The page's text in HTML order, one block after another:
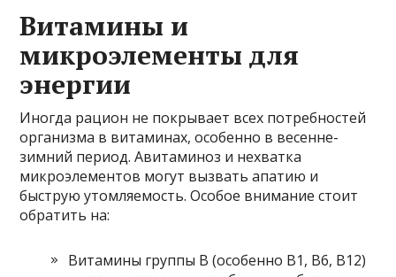
Витамины и
микроэлементы для
энергии
Иногда рацион не покрывает всех потребностей
организма в витаминах, особенно в весенне-
зимний период. Авитаминоз и нехватка
микроэлементов могут вызвать апатию и
быструю утомляемость. Особое внимание стоит
обратить на:
Витамины группы В (особенно В1, В6, В12)